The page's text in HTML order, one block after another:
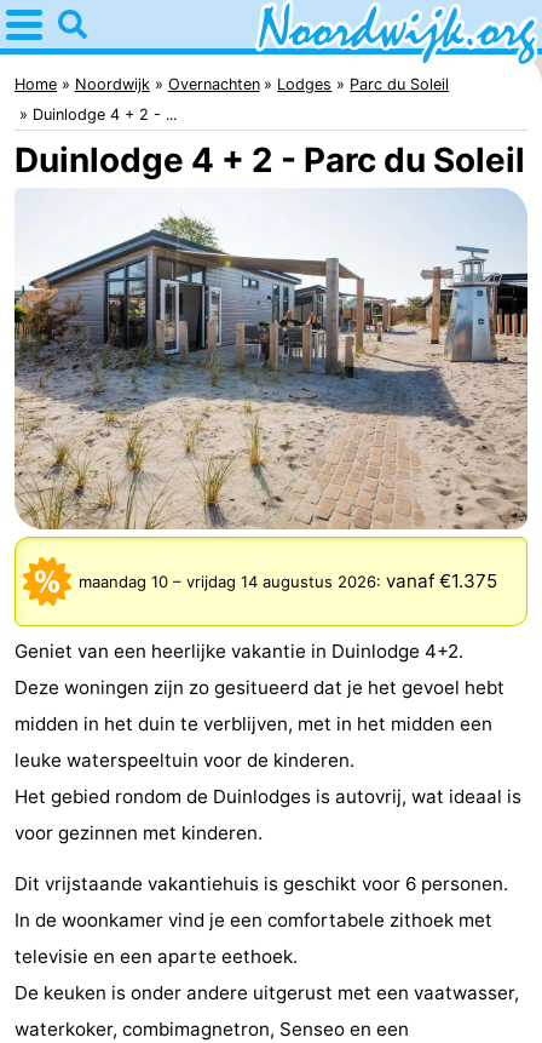
Home
Noordwijk
Tips
Voor
Overnachten
Appartementen
Bed
(&
breakfasts)
Campings
Hotels
Vakantiehuizen
-
De
Gouden
Spar
-
De
Noordduinen
-
Duinresort
Dunimar
-
Noordwijkse
Duinen
-
Parc
Soleil
Last
minutes
Strand
Zien
Bezienswaardigheden
Home Noordwijk Overnachten Lodges
Parc du Soleil
Duinlodge 4 + 2 - ...
Duinlodge 4 + 2 - Parc du Soleil
maandag 10 – vrijdag 14 augustus 2026: vanaf €1.375
Geniet van een heerlijke vakantie in Duinlodge 4+2.
Deze woningen zijn zo gesitueerd dat je het gevoel hebt
midden in het duin te verblijven, met in het midden een
leuke waterspeeltuin voor de kinderen.
Het gebied rondom de Duinlodges is autovrij, wat ideaal is
voor gezinnen met kinderen.
Dit vrijstaande vakantiehuis is geschikt voor 6 personen.
In de woonkamer vind je een comfortabele zithoek met
televisie en een aparte eethoek.
De keuken is onder andere uitgerust met een vaatwasser,
waterkoker, combimagnetron, Senseo en een